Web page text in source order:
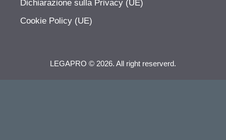
Dichiarazione sulla Privacy (UE)
Cookie Policy (UE)
LEGAPRO © 2026. All right reserverd.